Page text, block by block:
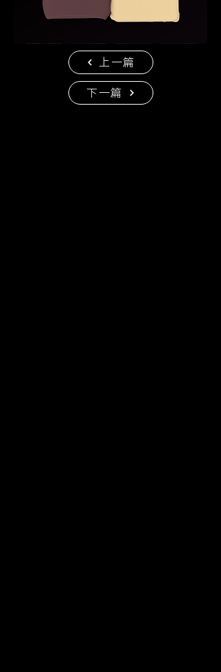
上一篇
下一篇